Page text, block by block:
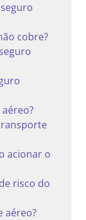
cobre?
acionar o
risco do
aéreo?